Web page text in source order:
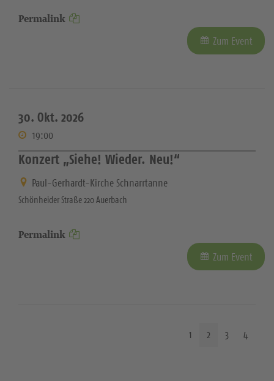
Permalink
Zum Event
30. Okt. 2026
19:00
Konzert „Siehe! Wieder. Neu!“
Paul-Gerhardt-Kirche Schnarrtanne
Schönheider Straße 220 Auerbach
Permalink
Zum Event
1 2 3 4